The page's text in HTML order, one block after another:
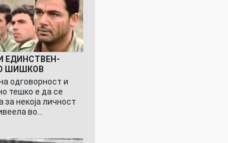
ЕДИНСТВЕН-
ШИШКОВ
одговорност и
тешко е да се
за некоја личност
во…